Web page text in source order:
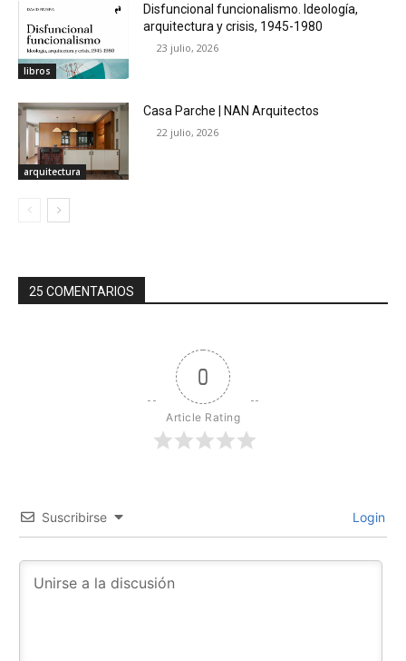
libros
Disfuncional funcionalismo. Ideología,
arquitectura y crisis, 1945-1980
23 julio, 2026
arquitectura
Casa Parche | NAN Arquitectos
22 julio, 2026
25 COMENTARIOS
0
Article Rating
Suscribirse Login